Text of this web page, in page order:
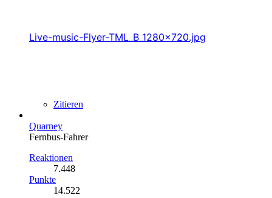
Live-music-Flyer-TML_B_1280x720.jpg
Zitieren
Quarney
Fernbus-Fahrer
Reaktionen
7.448
Punkte
14.522